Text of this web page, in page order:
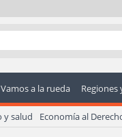
Vamos a la rueda
y salud Economía al